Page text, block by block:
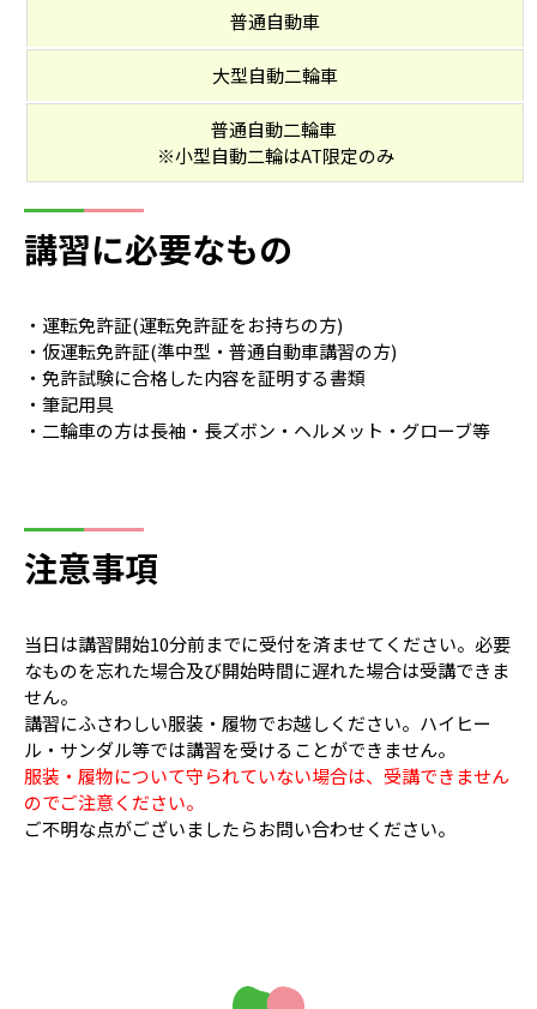
普通自動車
大型自動二輪車
普通自動二輪車
※小型自動二輪はAT限定のみ
講習に必要なもの
・運転免許証(運転免許証をお持ちの方)
・仮運転免許証(準中型・普通自動車講習の方)
・免許試験に合格した内容を証明する書類
・筆記用具
・二輪車の方は長袖・長ズボン・ヘルメット・グローブ等
注意事項
当日は講習開始10分前までに受付を済ませてください。必要
なものを忘れた場合及び開始時間に遅れた場合は受講できま
せん。
講習にふさわしい服装・履物でお越しください。ハイヒー
ル・サンダル等では講習を受けることができません。
服装・履物について守られていない場合は、受講できません
のでご注意ください。
ご不明な点がございましたらお問い合わせください。